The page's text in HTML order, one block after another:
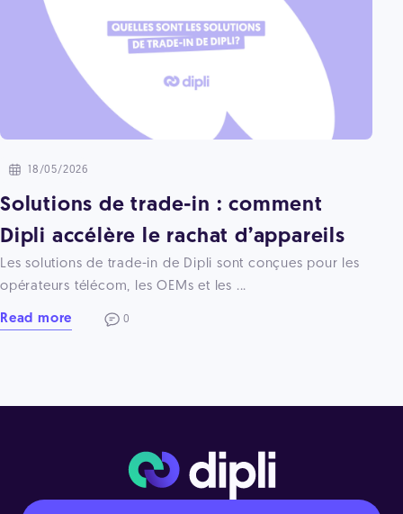
18/05/2026
Solutions de trade-in : comment
Dipli accélère le rachat d’appareils
Les solutions de trade-in de Dipli sont conçues pour les
opérateurs télécom, les OEMs et les ...
Read more 0